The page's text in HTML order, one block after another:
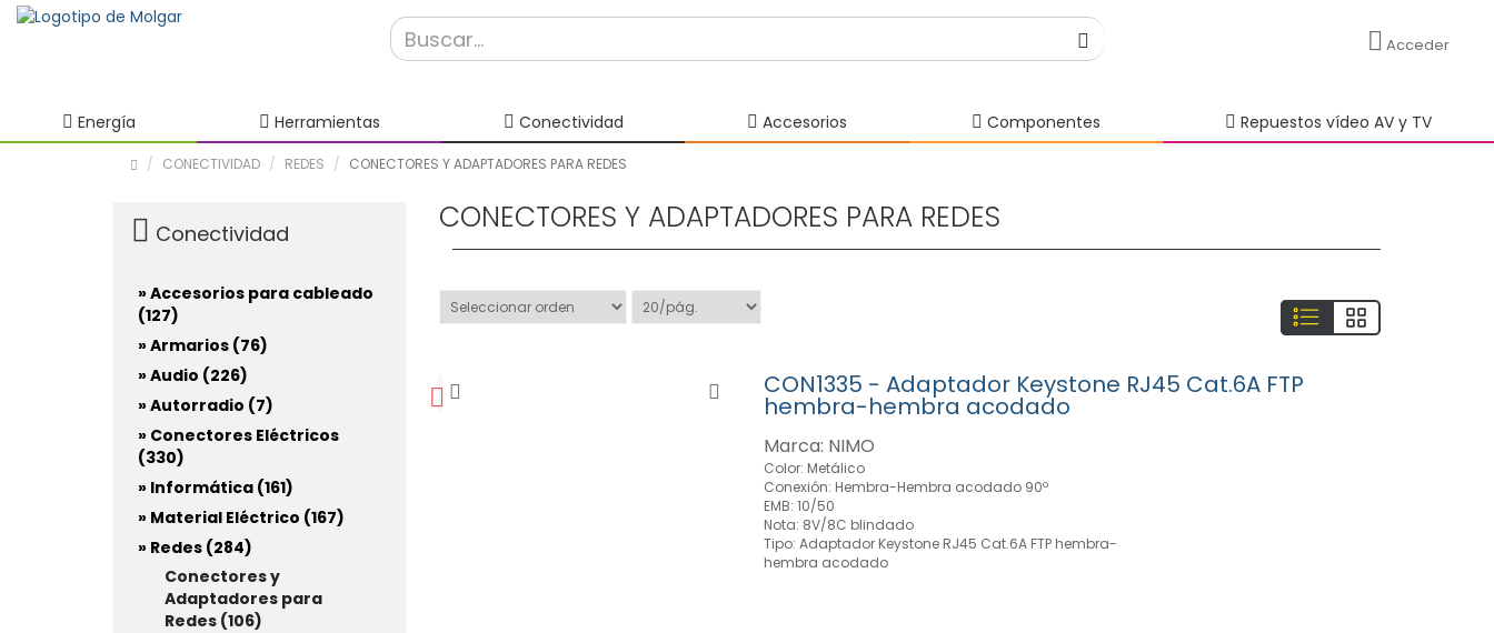
Acceder
Energía Herramientas Conectividad Accesorios Componentes Repuestos vídeo AV y TV
CONECTIVIDAD REDES CONECTORES Y ADAPTADORES PARA REDES
Conectividad
» Accesorios para cableado
(127)
» Armarios (76)
» Audio (226)
» Autorradio (7)
» Conectores Eléctricos
(330)
» Informática (161)
» Material Eléctrico (167)
» Redes (284)
Conectores y
Adaptadores para
Redes (106)
CONECTORES Y ADAPTADORES PARA REDES
CON1335 - Adaptador Keystone RJ45 Cat.6A FTP
hembra-hembra acodado
Marca: NIMO
Color: Metálico
Conexión: Hembra-Hembra acodado 90º
EMB: 10/50
Nota: 8V/8C blindado
Tipo: Adaptador Keystone RJ45 Cat.6A FTP hembra-
hembra acodado